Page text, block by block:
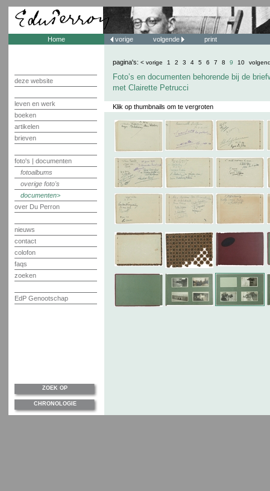
Home
deze website
leven en werk
boeken
artikelen
brieven
foto's | documenten
fotoalbums
overige foto's
documenten
over Du Perron
nieuws
contact
colofon
faqs
zoeken
EdP Genootschap
vorige volgende print
pagina's: < vorige 1 2 3 4 5 6 7 8 9 10
Foto’s en documenten behorende bij de
met Clairette Petrucci
Klik op thumbnails om te vergroten
ZOEK OP
CHRONOLOGIE